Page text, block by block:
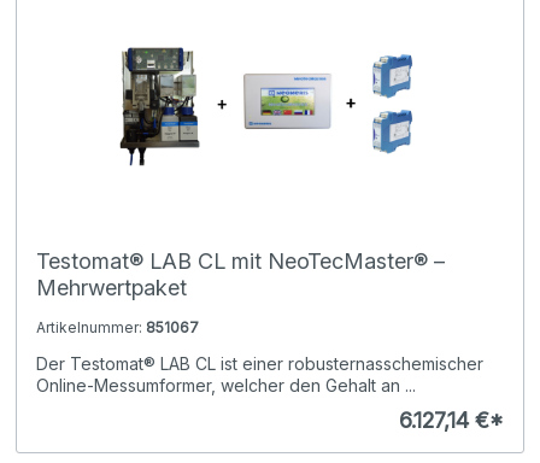
Testomat® LAB CL mit NeoTecMaster® –
Mehrwertpaket
Artikelnummer: 851067
Der Testomat® LAB CL ist einer robusternasschemischer
Online-Messumformer, welcher den Gehalt an ...
6.127,14 €*